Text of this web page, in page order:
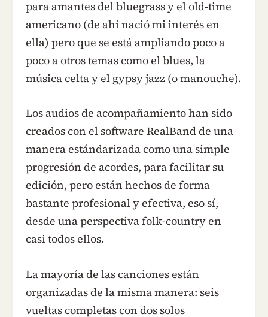
para amantes del bluegrass y el old-time
americano (de ahí nació mi interés en
ella) pero que se está ampliando poco a
poco a otros temas como el blues, la
música celta y el gypsy jazz (o manouche).
Los audios de acompañamiento han sido
creados con el software RealBand de una
manera estándarizada como una simple
progresión de acordes, para facilitar su
edición, pero están hechos de forma
bastante profesional y efectiva, eso sí,
desde una perspectiva folk-country en
casi todos ellos.
La mayoría de las canciones están
organizadas de la misma manera: seis
vueltas completas con dos solos